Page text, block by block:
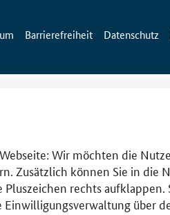
Barrierefreiheit Datenschutz
Wir möchten die
Zusätzlich können Sie in die
rechts aufklappen.
über